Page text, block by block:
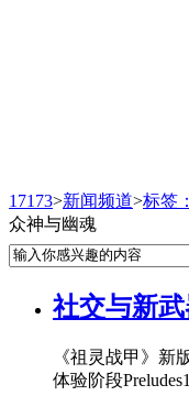
17173>新闻频道>标签
众神与幽魂
社交与新
《祖灵战甲》新
体验阶段